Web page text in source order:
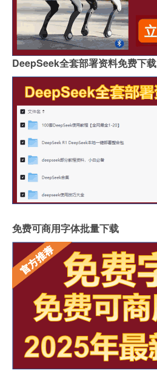
DeepSeek全套部署资料免费下载
免费可商用字体批量下载